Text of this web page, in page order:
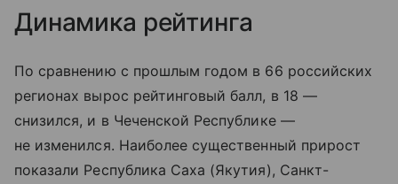
Динамика рейтинга
По сравнению с прошлым годом в 66 российских
регионах вырос рейтинговый балл, в 18 —
снизился, и в Чеченской Республике —
не изменился. Наиболее существенный прирост
показали Республика Саха (Якутия), Санкт-